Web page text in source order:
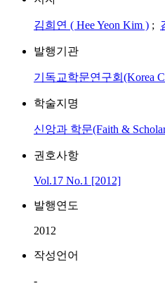
김희연 ( Hee Yeon Kim ) ;
발행기관
기독교학문연구회(Korea
학술지명
신앙과 학문(Faith &
권호사항
Vol.17 No.1 [2012]
발행연도
2012
작성언어
-